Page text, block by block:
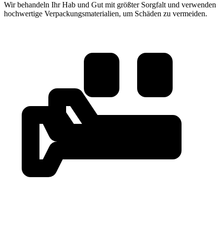
Wir behandeln Ihr Hab und Gut mit größter Sorgfalt und verwenden
hochwertige Verpackungsmaterialien, um Schäden zu vermeiden.